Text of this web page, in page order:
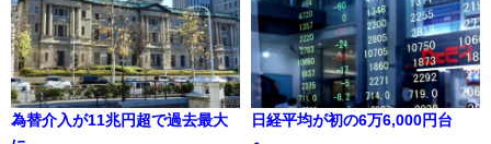
為替介入が11兆円超で過去最大
日経平均が初の6万6,000円台